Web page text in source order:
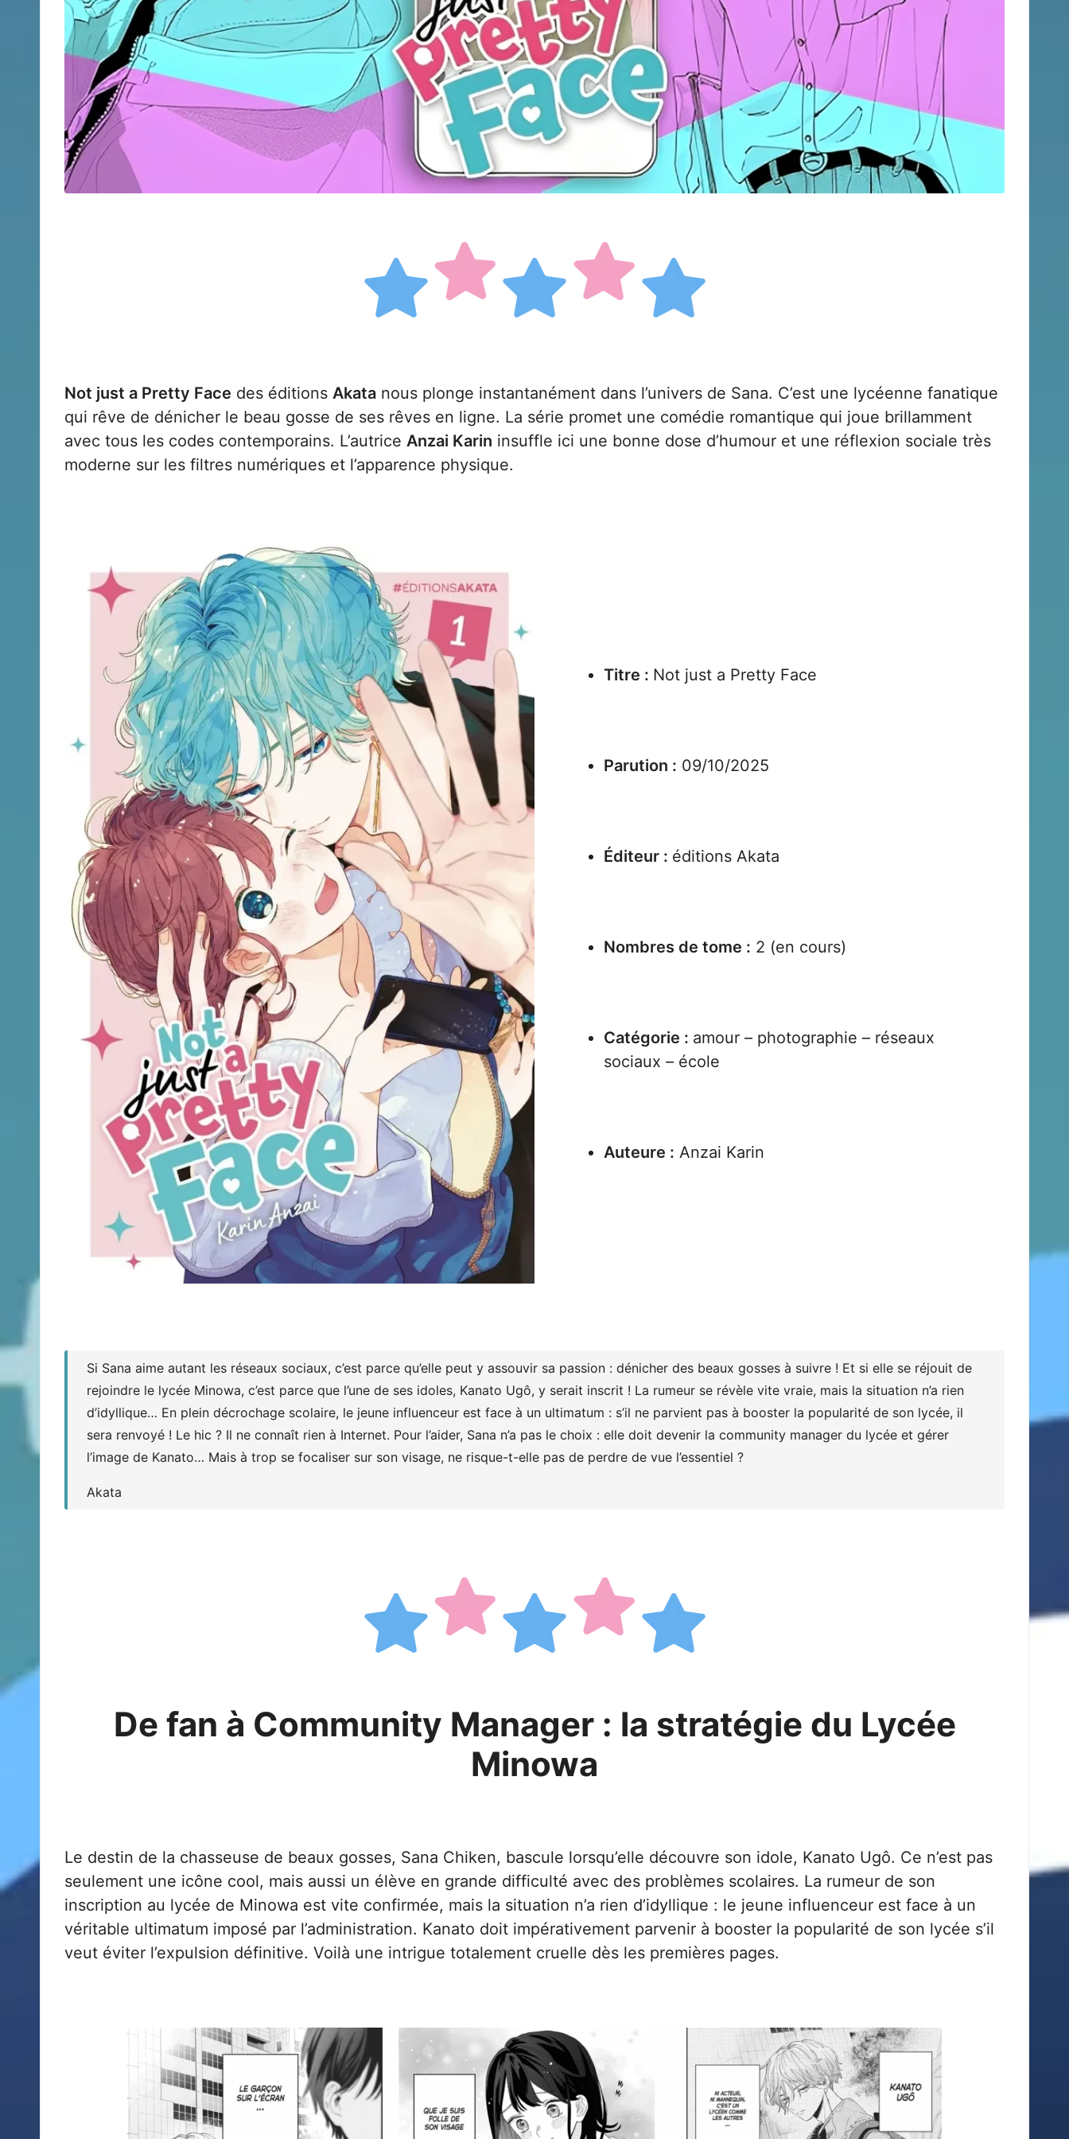
Not just a Pretty Face des éditions Akata nous plonge instantanément dans l’univers de Sana. C’est une lycéenne fanatique
qui rêve de dénicher le beau gosse de ses rêves en ligne. La série promet une comédie romantique qui joue brillamment
avec tous les codes contemporains. L’autrice Anzai Karin insuffle ici une bonne dose d’humour et une réflexion sociale très
moderne sur les filtres numériques et l’apparence physique.
Titre : Not just a Pretty Face
Parution : 09/10/2025
Éditeur : éditions Akata
Nombres de tome : 2 (en cours)
Catégorie : amour – photographie – réseaux
sociaux – école
Auteure : Anzai Karin
Si Sana aime autant les réseaux sociaux, c’est parce qu’elle peut y assouvir sa passion : dénicher des beaux gosses à suivre ! Et si elle se réjouit de
rejoindre le lycée Minowa, c’est parce que l’une de ses idoles, Kanato Ugô, y serait inscrit ! La rumeur se révèle vite vraie, mais la situation n’a rien
d’idyllique… En plein décrochage scolaire, le jeune influenceur est face à un ultimatum : s’il ne parvient pas à booster la popularité de son lycée, il
sera renvoyé ! Le hic ? Il ne connaît rien à Internet. Pour l’aider, Sana n’a pas le choix : elle doit devenir la community manager du lycée et gérer
l’image de Kanato… Mais à trop se focaliser sur son visage, ne risque-t-elle pas de perdre de vue l’essentiel ?
Akata
De fan à Community Manager : la stratégie du Lycée
Minowa
Le destin de la chasseuse de beaux gosses, Sana Chiken, bascule lorsqu’elle découvre son idole, Kanato Ugô. Ce n’est pas
seulement une icône cool, mais aussi un élève en grande difficulté avec des problèmes scolaires. La rumeur de son
inscription au lycée de Minowa est vite confirmée, mais la situation n’a rien d’idyllique : le jeune influenceur est face à un
véritable ultimatum imposé par l’administration. Kanato doit impérativement parvenir à booster la popularité de son lycée s’il
veut éviter l’expulsion définitive. Voilà une intrigue totalement cruelle dès les premières pages.